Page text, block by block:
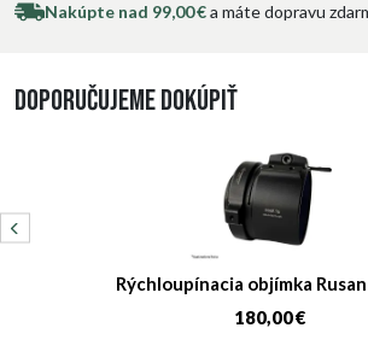
Nakúpte nad 99,00 €a máte dopravu
Doporučujeme dokúpiť
Rýchloupínacia objímka
180,00 €